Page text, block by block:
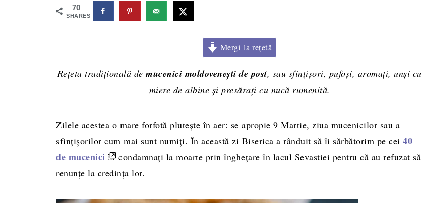
70
SHARES
Mergi la rețetă
Rețeta tradițională de mucenici moldovenești de post, sau sfințișori, pufoși, aromați, unși cu
miere de albine și presărați cu nucă rumenită.
Zilele acestea o mare forfotă plutește în aer: se apropie 9 Martie, ziua mucenicilor sau a
sfințișorilor cum mai sunt numiți. În această zi Biserica a rânduit să îi sărbătorim pe cei 40
de mucenici
condamnați la moarte prin înghețare în lacul Sevastiei pentru că au refuzat să
renunțe la credința lor.